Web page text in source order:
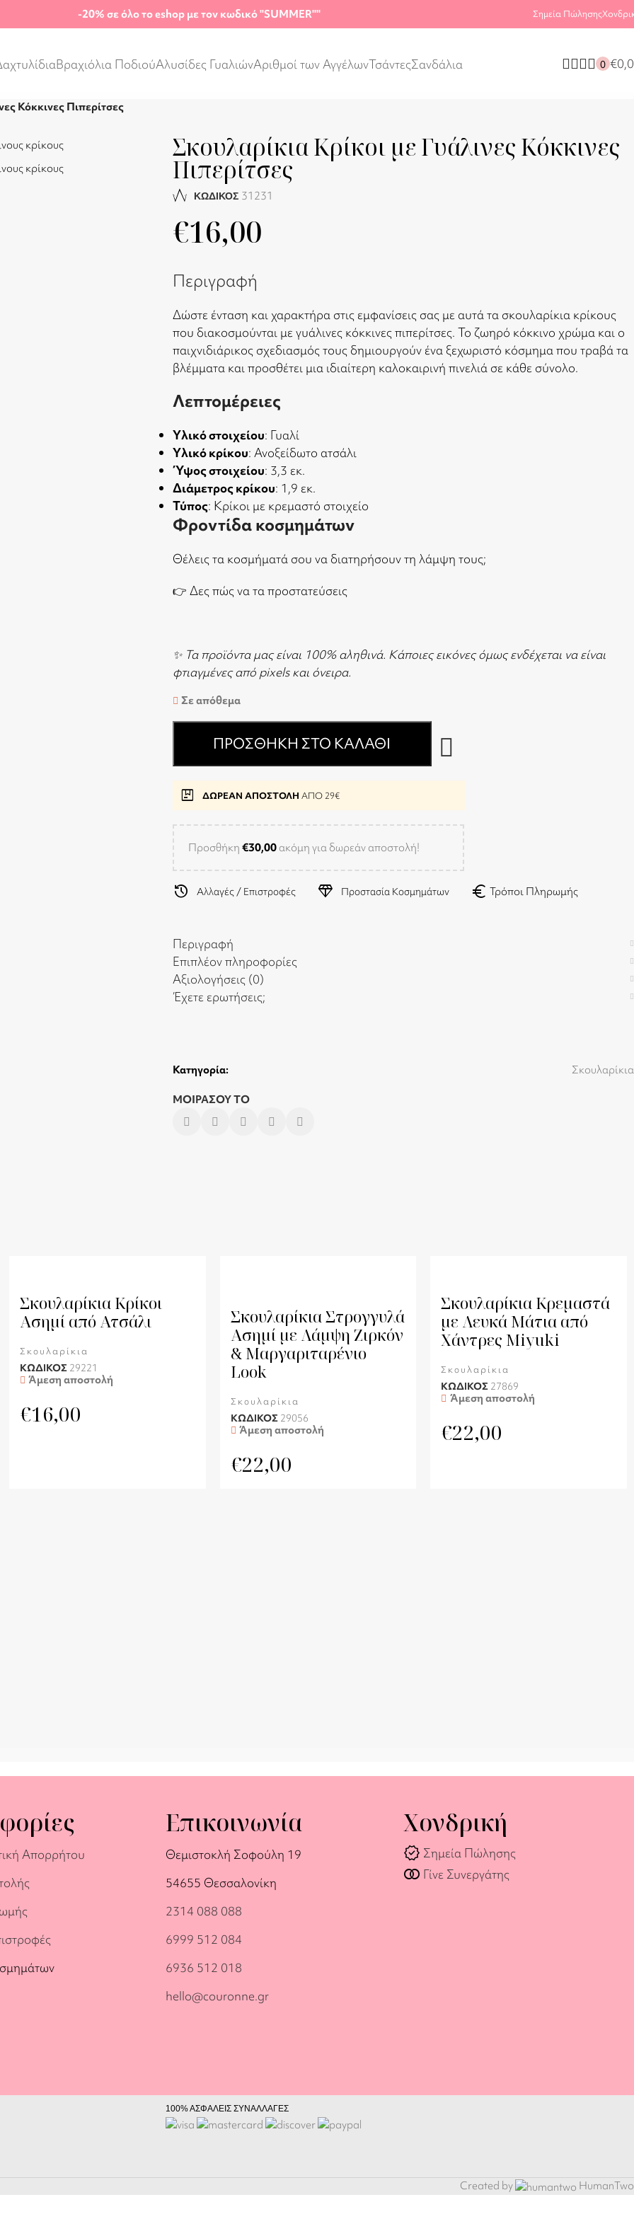
-20% σε όλο το eshop με τον κωδικό "SUMMER"" Σημεία Πώλησης
Βραχιόλια ΠοδιούΑλυσίδες ΓυαλιώνΑριθμοί των ΑγγέλωνΤσάντεςΣανδάλια 0 €
Κόκκινες Πιπερίτσες
Σκουλαρίκια Κρίκοι με Γυάλινες Κόκκινες
Πιπερίτσες
ΚΩΔΙΚΟΣ 31231
€16,00
Περιγραφή
Δώστε ένταση και χαρακτήρα στις εμφανίσεις σας με αυτά τα σκουλαρίκια κρίκους
που διακοσμούνται με γυάλινες κόκκινες πιπερίτσες. Το ζωηρό κόκκινο χρώμα και ο
παιχνιδιάρικος σχεδιασμός τους δημιουργούν ένα ξεχωριστό κόσμημα που τραβά τα
βλέμματα και προσθέτει μια ιδιαίτερη καλοκαιρινή πινελιά σε κάθε σύνολο.
Λεπτομέρειες
Υλικό στοιχείου: Γυαλί
Υλικό κρίκου: Ανοξείδωτο ατσάλι
Ύψος στοιχείου: 3,3 εκ.
Διάμετρος κρίκου: 1,9 εκ.
Τύπος: Κρίκοι με κρεμαστό στοιχείο
Φροντίδα κοσμημάτων
Θέλεις τα κοσμήματά σου να διατηρήσουν τη λάμψη τους;
👉 Δες πώς να τα προστατεύσεις
✨ Τα προϊόντα μας είναι 100% αληθινά. Κάποιες εικόνες όμως ενδέχεται να είναι
φτιαγμένες από pixels και όνειρα.
Σε απόθεμα
ΠΡΟΣΘΉΚΗ ΣΤΟ ΚΑΛΆΘΙ
package ΔΩΡΕΑΝ ΑΠΟΣΤΟΛΗ ΑΠΟ 29€
Προσθήκη €30,00 ακόμη για δωρεάν αποστολή!
history Αλλαγές / Επιστροφές diamond Προστασία Κοσμημάτων euro Τρόποι Πληρωμής
Περιγραφή
Επιπλέον πληροφορίες
Αξιολογήσεις (0)
Έχετε ερωτήσεις;
Κατηγορία: Σκουλαρίκια
ΜΟΙΡΑΣΟΥ ΤΟ
Σκουλαρίκια Κρίκοι
Ασημί από Ατσάλι
Σκουλαρίκια
ΚΩΔΙΚΟΣ 29221
Άμεση αποστολή
€16,00
Σκουλαρίκια Στρογγυλά
Ασημί με Λάμψη Ζιρκόν
& Μαργαριταρένιο
Look
Σκουλαρίκια
ΚΩΔΙΚΟΣ 29056
Άμεση αποστολή
€22,00
Σκουλαρίκια Κρεμαστά
με Λευκά Μάτια από
Χάντρες Miyuki
Σκουλαρίκια
ΚΩΔΙΚΟΣ 27869
Άμεση αποστολή
€22,00
Απορρήτου
Επικοινωνία
Θεμιστοκλή Σοφούλη 19
54655 Θεσσαλονίκη
2314 088 088
6999 512 084
6936 512 018
hello@couronne.gr
Χονδρική
verified Σημεία Πώλησης
join_full Γίνε Συνεργάτης
100% ΑΣΦΑΛΕΙΣ ΣΥΝΑΛΛΑΓΕΣ
Created by HumanTwo